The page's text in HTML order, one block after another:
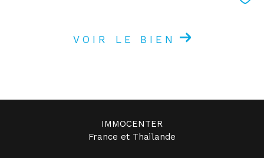
VOIR LE BIEN
IMMOCENTER
France et Thaïlande